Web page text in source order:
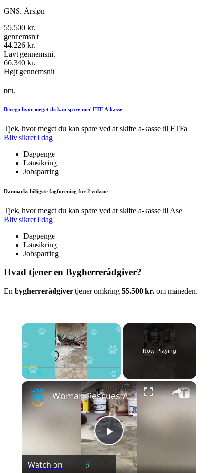
GNS. Årsløn
55.500 kr.
gennemsnit
44.226 kr.
Lavt gennemsnit
66.340 kr.
Højt gennemsnit
DEL
Beregn hvor meget du kan spare med FTF A-kasse
Tjek, hvor meget du kan spare ved at skifte a-kasse til FTFa
Bliv sikret i dag
Dagpenge
Lønsikring
Jobsparring
Danmarks billigste fagforening for 2 voksne
Tjek, hvor meget du kan spare ved at skifte a-kasse til Ase
Bliv sikret i dag
Dagpenge
Lønsikring
Jobsparring
Hvad tjener en Bygherrerådgiver?
En bygherrerådgiver tjener omkring 55.500 kr. om måneden.
×
Fullscreen
Now Playing
×
Play
Woman Rescues And Adopts Abandoned Dog On Vacation | Happily TV
Watch on